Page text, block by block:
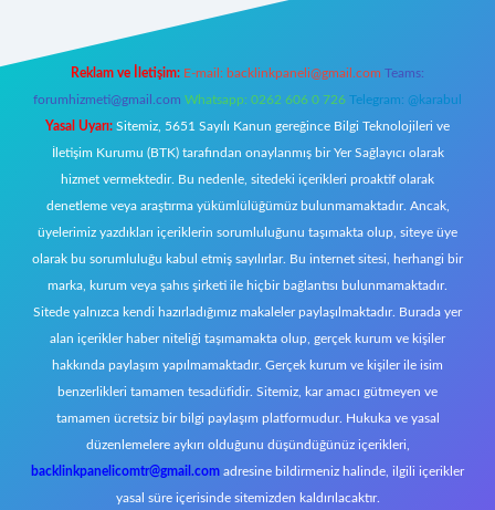
Reklam ve İletişim: E-mail: backlinkpaneli@gmail.com Teams:
forumhizmeti@gmail.com Whatsapp: 0262 606 0 726 Telegram: @karabul
Yasal Uyarı: Sitemiz, 5651 Sayılı Kanun gereğince Bilgi Teknolojileri ve
İletişim Kurumu (BTK) tarafından onaylanmış bir Yer Sağlayıcı olarak
hizmet vermektedir. Bu nedenle, sitedeki içerikleri proaktif olarak
denetleme veya araştırma yükümlülüğümüz bulunmamaktadır. Ancak,
üyelerimiz yazdıkları içeriklerin sorumluluğunu taşımakta olup, siteye üye
olarak bu sorumluluğu kabul etmiş sayılırlar. Bu internet sitesi, herhangi bir
marka, kurum veya şahıs şirketi ile hiçbir bağlantısı bulunmamaktadır.
Sitede yalnızca kendi hazırladığımız makaleler paylaşılmaktadır. Burada yer
alan içerikler haber niteliği taşımamakta olup, gerçek kurum ve kişiler
hakkında paylaşım yapılmamaktadır. Gerçek kurum ve kişiler ile isim
benzerlikleri tamamen tesadüfidir. Sitemiz, kar amacı gütmeyen ve
tamamen ücretsiz bir bilgi paylaşım platformudur. Hukuka ve yasal
düzenlemelere aykırı olduğunu düşündüğünüz içerikleri,
backlinkpanelicomtr@gmail.com adresine bildirmeniz halinde, ilgili içerikler
yasal süre içerisinde sitemizden kaldırılacaktır.